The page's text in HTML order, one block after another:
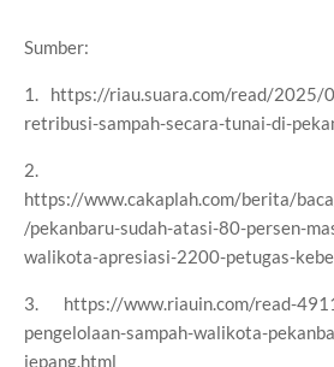
Sumber:
1. https://riau.suara.com/read/
retribusi-sampah-secara-tunai-di-
2.
https://www.cakaplah.com/berita/
/pekanbaru-sudah-atasi-80-persen-
walikota-apresiasi-2200-petugas-
3. https://www.riauin.com/read-
pengelolaan-sampah-walikota-
jepang.html